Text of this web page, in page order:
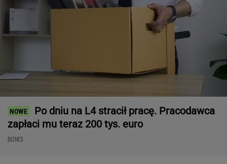
Po dniu na L4 stracił pracę. Pracodawca
zapłaci mu teraz 200 tys. euro
BIZNES